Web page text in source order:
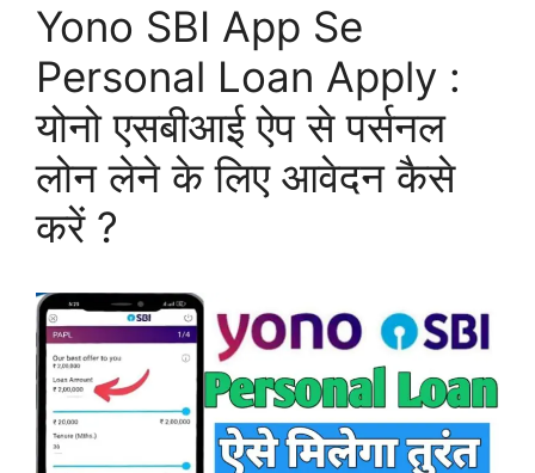
Yono SBI App Se
Personal Loan Apply :
योनो एसबीआई ऐप से पर्सनल
लोन लेने के लिए आवेदन कैसे
करें ?